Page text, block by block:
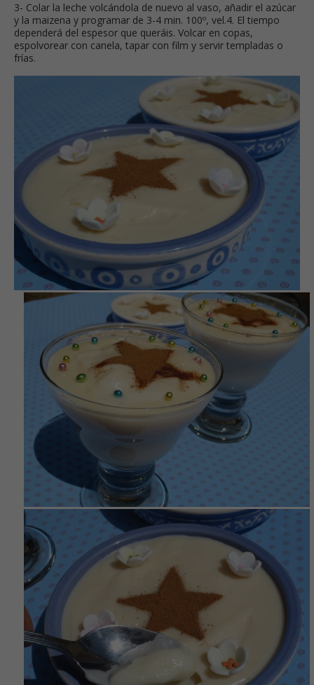
3- Colar la leche volcándola de nuevo al vaso, añadir el azúcar
y la maizena y programar de 3-4 min. 100º, vel.4. El tiempo
dependerá del espesor que queráis. Volcar en copas,
espolvorear con canela, tapar con film y servir templadas o
frías.